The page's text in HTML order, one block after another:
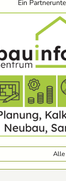
Ein
Alle